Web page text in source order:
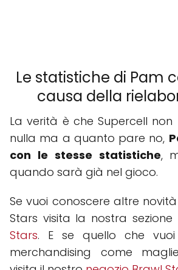
Le statistiche di Pam
causa della
La verità è che Supercell
nulla ma a quanto pare no,
con le stesse statistiche,
quando sarà già nel gioco.
Se vuoi conoscere altre
Stars visita la nostra sezione
Stars. E se quello che
merchandising come